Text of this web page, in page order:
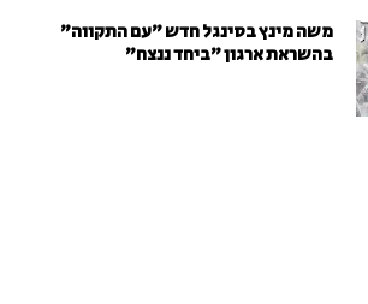
משה מינץ בסינגל חדש ״עם התקווה״
בהשראת ארגון "ביחד ננצח"